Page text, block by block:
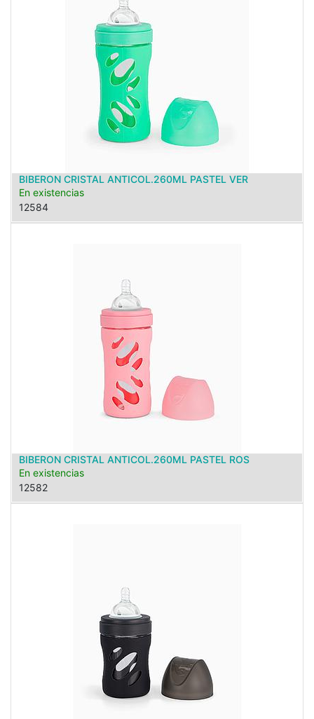
BIBERON CRISTAL ANTICOL.260ML PASTEL VER
En existencias
12584
BIBERON CRISTAL ANTICOL.260ML PASTEL ROS
En existencias
12582